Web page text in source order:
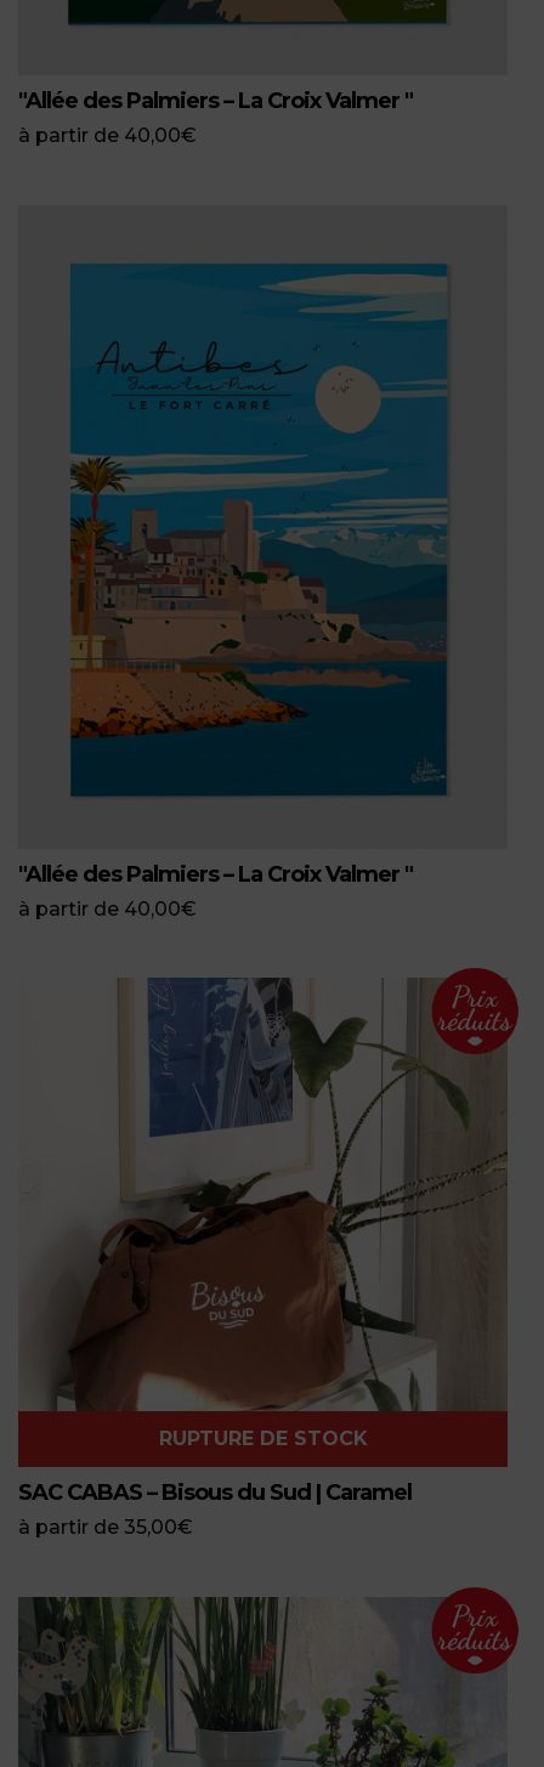
"Allée des Palmiers – La Croix Valmer "
à partir de 40,00€
"Allée des Palmiers – La Croix Valmer "
à partir de 40,00€
RUPTURE DE STOCK
SAC CABAS – Bisous du Sud | Caramel
à partir de 35,00€